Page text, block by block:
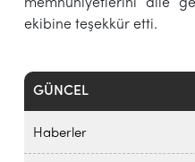
GÜNCEL
Haberler
memnuniyetlerini dile
ekibine teşekkür etti.